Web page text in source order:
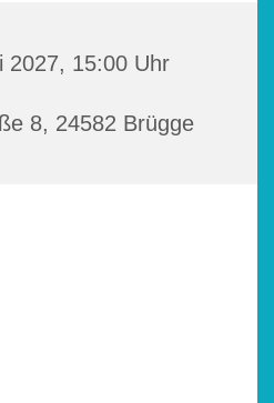
2027, 15:00 Uhr
8, 24582 Brügge